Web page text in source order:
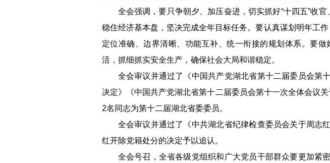
全会强调，要只争朝夕、加压奋进，切实抓好“十四五”收
稳住经济基本盘，坚决完成全年目标任务。要认真谋划明年工
定位准确、边界清晰、功能互补、统一衔接的规划体系。要
活，抓细抓实安全生产，确保社会大局和谐稳定。
全会审议并通过了《中国共产党湖北省第十二届委员会第
决定》《中国共产党湖北省第十二届委员会第十一次全体会议
2名同志为第十二届湖北省委委员。
全会审议并通过了《中共湖北省纪律检查委员会关于周志
红开除党籍处分的决定予以追认。
全会号召，全省各级党组织和广大党员干部群众要更加紧